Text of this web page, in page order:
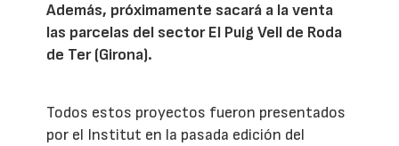
Además, próximamente sacará a la venta
las parcelas del sector El Puig Vell de Roda
de Ter (Girona).
Todos estos proyectos fueron presentados
por el Institut en la pasada edición del